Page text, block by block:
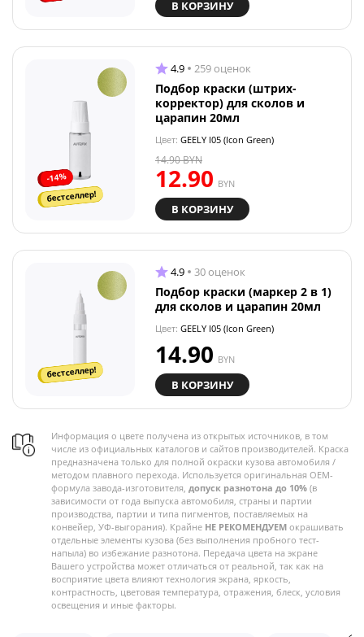
В КОРЗИНУ
-14%
бестселлер!
4.9 259 оценок
Подбор краски (штрих-
корректор) для сколов и
царапин 20мл
Цвет: GEELY I05 (Icon Green)
12.90 BYN
14.90BYN
В КОРЗИНУ
бестселлер!
4.9 30 оценок
Подбор краски (маркер 2 в 1)
для сколов и царапин 20мл
Цвет: GEELY I05 (Icon Green)
14.90 BYN
В КОРЗИНУ
Информация о цвете получена из открытых источников, в том
числе из официальных каталогов и сайтов производителей. Краска
предназначена только для полной окраски кузова автомобиля /
методом плавного перехода. Используется оригинальная OEM-
формула завода-изготовителя, допуск разнотона до 10% (в
зависимости от года выпуска автомобиля, страны и партии
производства, партии и типа пигментов, поставляемых на
конвейер, УФ-выгорания). Крайне НЕ РЕКОМЕНДУЕМ окрашивать
отдельные элементы кузова (без выполнения пробного тест-
напыла) во избежание разнотона. Передача цвета на экране
Вашего устройства может отличаться от реальной, так как на
восприятие цвета влияют технология экрана, яркость,
контрастность, цветовая температура, отражения, блеск, условия
освещения и иные факторы.